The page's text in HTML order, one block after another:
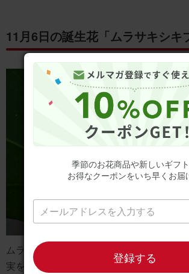
11月6日の誕生花「ムラサキシキ
ムラサキシキブは、日本原産の低木で、
実をつけることで知られています。春に
季節のお花商品や新しいギフト
お得なクーポンをいち早くお届
登録する